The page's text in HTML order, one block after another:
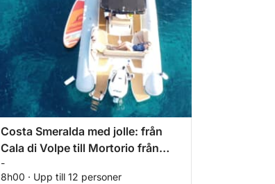
Costa Smeralda med jolle: från
Cala di Volpe till Mortorio från
Cannigione
-
8h00 · Upp till 12 personer